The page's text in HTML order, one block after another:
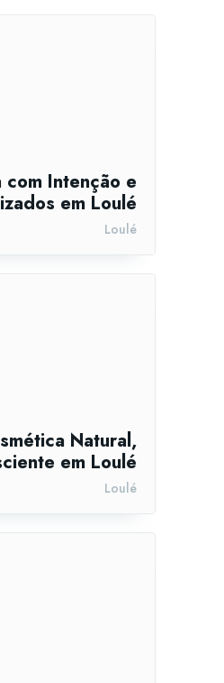
Intenção e
em Loulé
Loulé
Natural,
em Loulé
Loulé